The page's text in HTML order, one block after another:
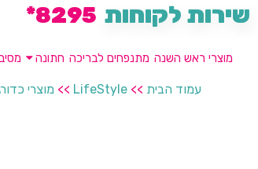
שירות לקוחות 8295*
מוצרי ראש השנה מתנפחים לבריכה חתונה
עמוד הבית >>
LifeStyle
>> מוצרי